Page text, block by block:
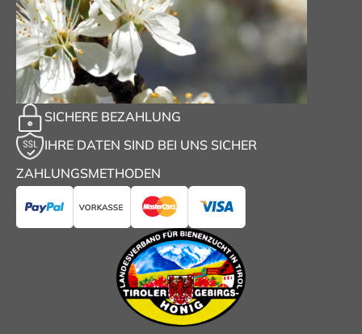
SICHERE BEZAHLUNG
IHRE DATEN SIND BEI UNS SICHER
ZAHLUNGSMETHODEN